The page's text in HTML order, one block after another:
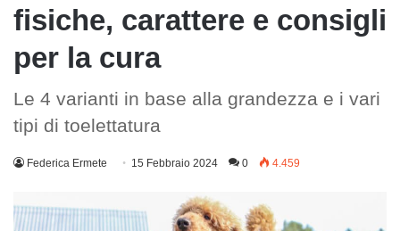
fisiche, carattere e consigli
per la cura
Le 4 varianti in base alla grandezza e i vari
tipi di toelettatura
Federica Ermete 15 Febbraio 2024 0 4.459